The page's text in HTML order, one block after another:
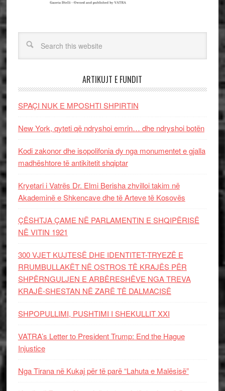
ARTIKUJT E FUNDIT
SPAÇI NUK E MPOSHTI SHPIRTIN
New York, qyteti që ndryshoi emrin… dhe ndryshoi botën
Kodi zakonor dhe isopolifonia dy nga monumentet e gjalla
madhështore të antikitetit shqiptar
Kryetari i Vatrës Dr. Elmi Berisha zhvilloi takim në
Akademinë e Shkencave dhe të Arteve të Kosovës
ÇËSHTJA ÇAME NË PARLAMENTIN E SHQIPËRISË
NË VITIN 1921
300 VJET KUJTESË DHE IDENTITET-TRYEZË E
RRUMBULLAKËT NË OSTROS TË KRAJËS PËR
SHPËRNGULJEN E ARBËRESHËVE NGA TREVA
KRAJË-SHESTAN NË ZARË TË DALMACISË
SHPOPULLIMI, PUSHTIMI I SHEKULLIT XXI
VATRA’s Letter to President Trump: End the Hague
Injustice
Nga Tirana në Kukaj për të parë “Lahuta e Malësisë”